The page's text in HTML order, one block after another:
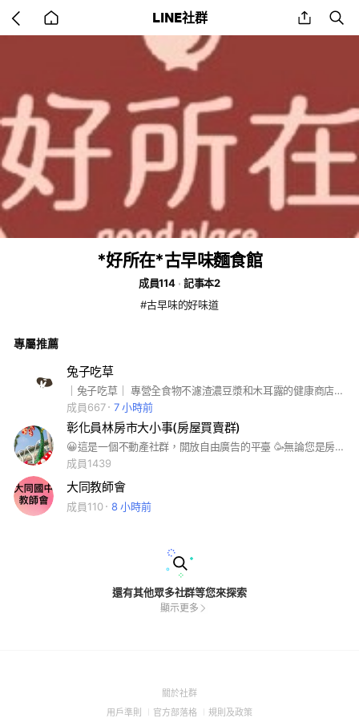
back
to
LINE社群 share
*好所在*古早味麵食館
成員114
記事本2
#古早味的好味道
專屬推薦
兔子吃草
｜兔子吃草｜ 專營全食物不濾渣濃豆漿和木耳露的健康商店，秉持「原型食物」的經營理念，推崇從產地到餐桌的自然概念。 我們相信，真正的美味來自於健康的食材，從源頭開始把關，傳遞在地的好滋味與人情，並致力於永續的環境保護。 在這裡，您不僅是品味食物，更是與土地、與人心、與未來的環境永續同行。
成員667
7 小時前
彰化員林房市大小事(房屋買賣群)
😀這是一個不動產社群，開放自由廣告的平臺 🥳無論您是房仲業者，建商代銷，屋主自售，都歡迎您在群組裡廣告刊登（完全免費） 🥰買房新手或有不動產交易相關資識歡迎到社群交流
成員1439
大同教師會
成員110 8 小時前
還有其他眾多社群等您來探索
顯示更多
關於社群(Open
用戶準則 (Open
官方部落格 (Open
規則及政策(Open